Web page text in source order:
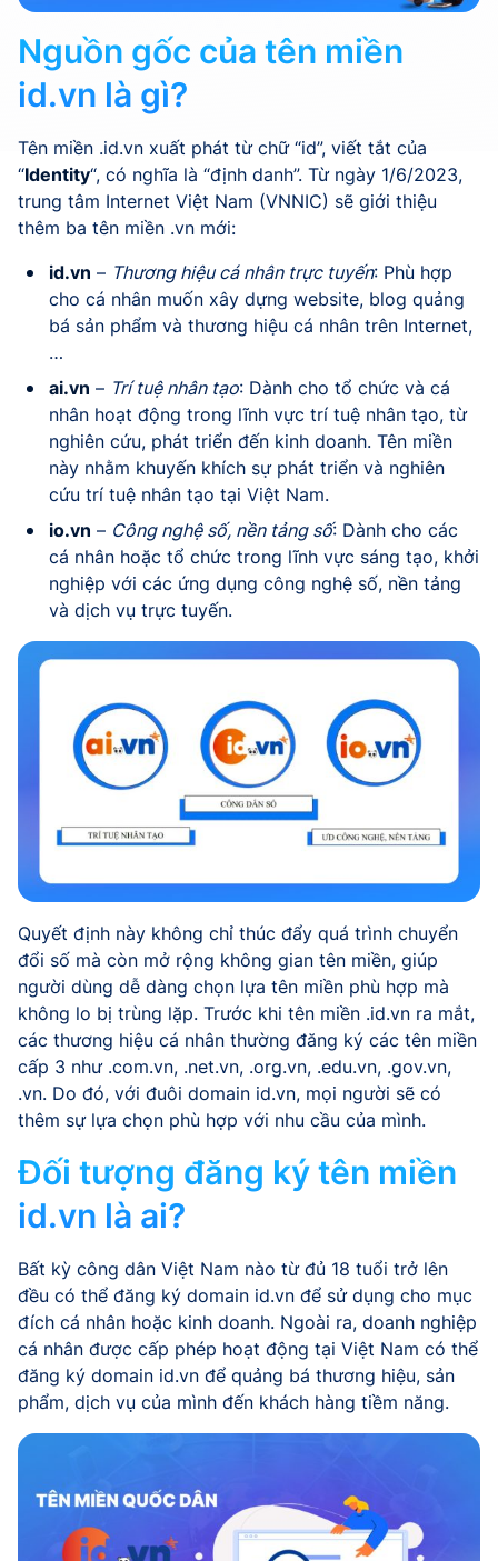
Nguồn gốc của tên miền
id.vn là gì?
Tên miền .id.vn xuất phát từ chữ “id”, viết tắt của
“Identity“, có nghĩa là “định danh”. Từ ngày 1/6/2023,
trung tâm Internet Việt Nam (VNNIC) sẽ giới thiệu
thêm ba tên miền .vn mới:
id.vn – Thương hiệu cá nhân trực tuyến: Phù hợp
cho cá nhân muốn xây dựng website, blog quảng
bá sản phẩm và thương hiệu cá nhân trên Internet,
…
ai.vn – Trí tuệ nhân tạo: Dành cho tổ chức và cá
nhân hoạt động trong lĩnh vực trí tuệ nhân tạo, từ
nghiên cứu, phát triển đến kinh doanh. Tên miền
này nhằm khuyến khích sự phát triển và nghiên
cứu trí tuệ nhân tạo tại Việt Nam.
io.vn – Công nghệ số, nền tảng số: Dành cho các
cá nhân hoặc tổ chức trong lĩnh vực sáng tạo, khởi
nghiệp với các ứng dụng công nghệ số, nền tảng
và dịch vụ trực tuyến.
Quyết định này không chỉ thúc đẩy quá trình chuyển
đổi số mà còn mở rộng không gian tên miền, giúp
người dùng dễ dàng chọn lựa tên miền phù hợp mà
không lo bị trùng lặp. Trước khi tên miền .id.vn ra mắt,
các thương hiệu cá nhân thường đăng ký các tên miền
cấp 3 như .com.vn, .net.vn, .org.vn, .edu.vn, .gov.vn,
.vn. Do đó, với đuôi domain id.vn, mọi người sẽ có
thêm sự lựa chọn phù hợp với nhu cầu của mình.
Đối tượng đăng ký tên miền
id.vn là ai?
Bất kỳ công dân Việt Nam nào từ đủ 18 tuổi trở lên
đều có thể đăng ký domain id.vn để sử dụng cho mục
đích cá nhân hoặc kinh doanh. Ngoài ra, doanh nghiệp
cá nhân được cấp phép hoạt động tại Việt Nam có thể
đăng ký domain id.vn để quảng bá thương hiệu, sản
phẩm, dịch vụ của mình đến khách hàng tiềm năng.